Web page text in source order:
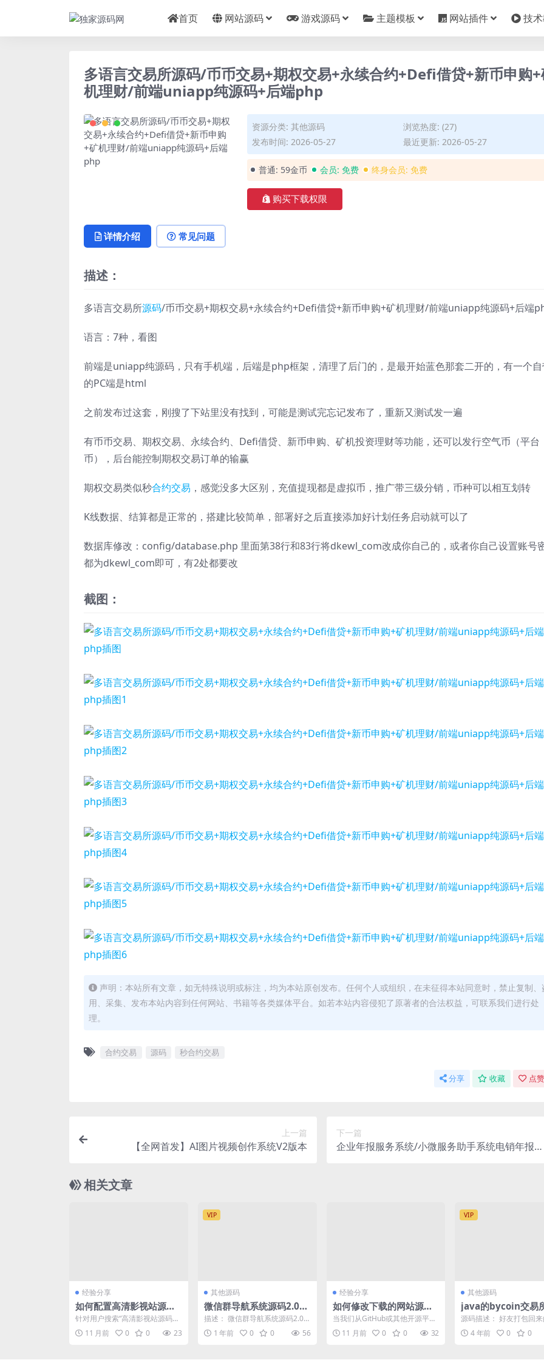
首页 网站源码 游戏源码 主题模板 网站插件 技
多语言交易所源码/币币交易+期权交易+永续合约+Defi借贷+新币申购
机理财/前端uniapp纯源码+后端php
资源分类: 其他源码
浏览热度: (27)
发布时间: 2026-05-27
最近更新: 2026-05-27
普通: 59金币 会员: 免费 终身会员: 免费
购买下载权限
详情介绍 常见问题
描述：
多语言交易所源码/币币交易+期权交易+永续合约+Defi借贷+新币申购+矿机理财/前端uniapp纯源码+后端
语言：7种，看图
前端是uniapp纯源码，只有手机端，后端是php框架，清理了后门的，是最开始蓝色那套二开的，有一个
的PC端是html
之前发布过这套，刚搜了下站里没有找到，可能是测试完忘记发布了，重新又测试发一遍
有币币交易、期权交易、永续合约、Defi借贷、新币申购、矿机投资理财等功能，还可以发行空气币（平台
币），后台能控制期权交易订单的输赢
期权交易类似秒合约交易 ，感觉没多大区别，充值提现都是虚拟币，推广带三级分销，币种可以相互划转
K线数据、结算都是正常的，搭建比较简单，部署好之后直接添加好计划任务启动就可以了
数据库修改：config/database.php 里面第38行和83行将dkewl_com改成你自己的，或者你自己设置账号
都为dkewl_com即可，有2处都要改
截图：
声明：本站所有文章，如无特殊说明或标注，均为本站原创发布。任何个人或组织，在未征得本站同意时，禁止复制、
用、采集、发布本站内容到任何网站、书籍等各类媒体平台。如若本站内容侵犯了原著者的合法权益，可联系我们进行处
理。
合约交易 源码 秒合约交易
分享 收藏 点
上一篇
【全网首发】AI图片视频创作系统V2版本
下一篇
企业年报服务系统/小微服务助手系统电销年报系
相关文章
经验分享
如何配置高清影视站源码
带后台以实现流畅播放与
安全访问
针对用户搜索“高清影视站源码带
后台如何配置”，本文将基于官方
文档和主流技术社区共...
11 月前 0 0 23
VIP
其他源码
微信群导航系统源码2.0更
新版 全开源 带后台 精准
获客神器
描述： 微信群导航系统源码2.0
更新版 全开源 带后台 精准获客
神器 带API ...
1 年前 0 0 56
经验分享
如何修改下载的网站源码
来搭建自己的网站：基于
WordPress源码的定制化
实践
当我们从GitHub或其他开源平台
下载到一套网站源码，例如常见
的WordPres...
11 月前 0 0 32
VIP
其他源码
java的bycoin交易
码/服务器打包
源码描述： 好友打包回
是打的比较乱，这个程序
乱。java的，是编译...
4 年前 0 0